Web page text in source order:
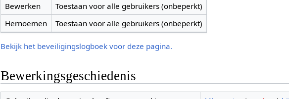
Bewerken
Toestaan voor alle gebruikers (onbeperkt)
Hernoemen
Toestaan voor alle gebruikers (onbeperkt)
Bekijk het beveiligingslogboek voor deze pagina.
Bewerkingsgeschiedenis